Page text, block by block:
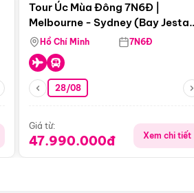
Tour Úc Mùa Đông 7N6Đ |
Melbourne - Sydney (Bay Jestar
Airways)
Hồ Chí Minh 7N6Đ
28/08
Giá từ:
47.990.000đ Xem chi tiết